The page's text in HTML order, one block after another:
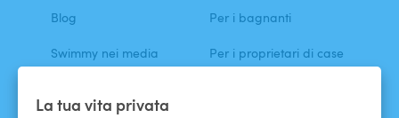
La tua vita privata
Blog
Swimmy nei media
Per i bagnanti
Per i proprietari di case